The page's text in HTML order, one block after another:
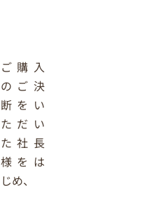
ご購入
のご決
断をい
ただい
た社長
様をは
じめ、